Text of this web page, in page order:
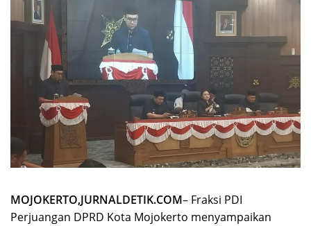
MOJOKERTO,JURNALDETIK.COM– Fraksi PDI
Perjuangan DPRD Kota Mojokerto menyampaikan